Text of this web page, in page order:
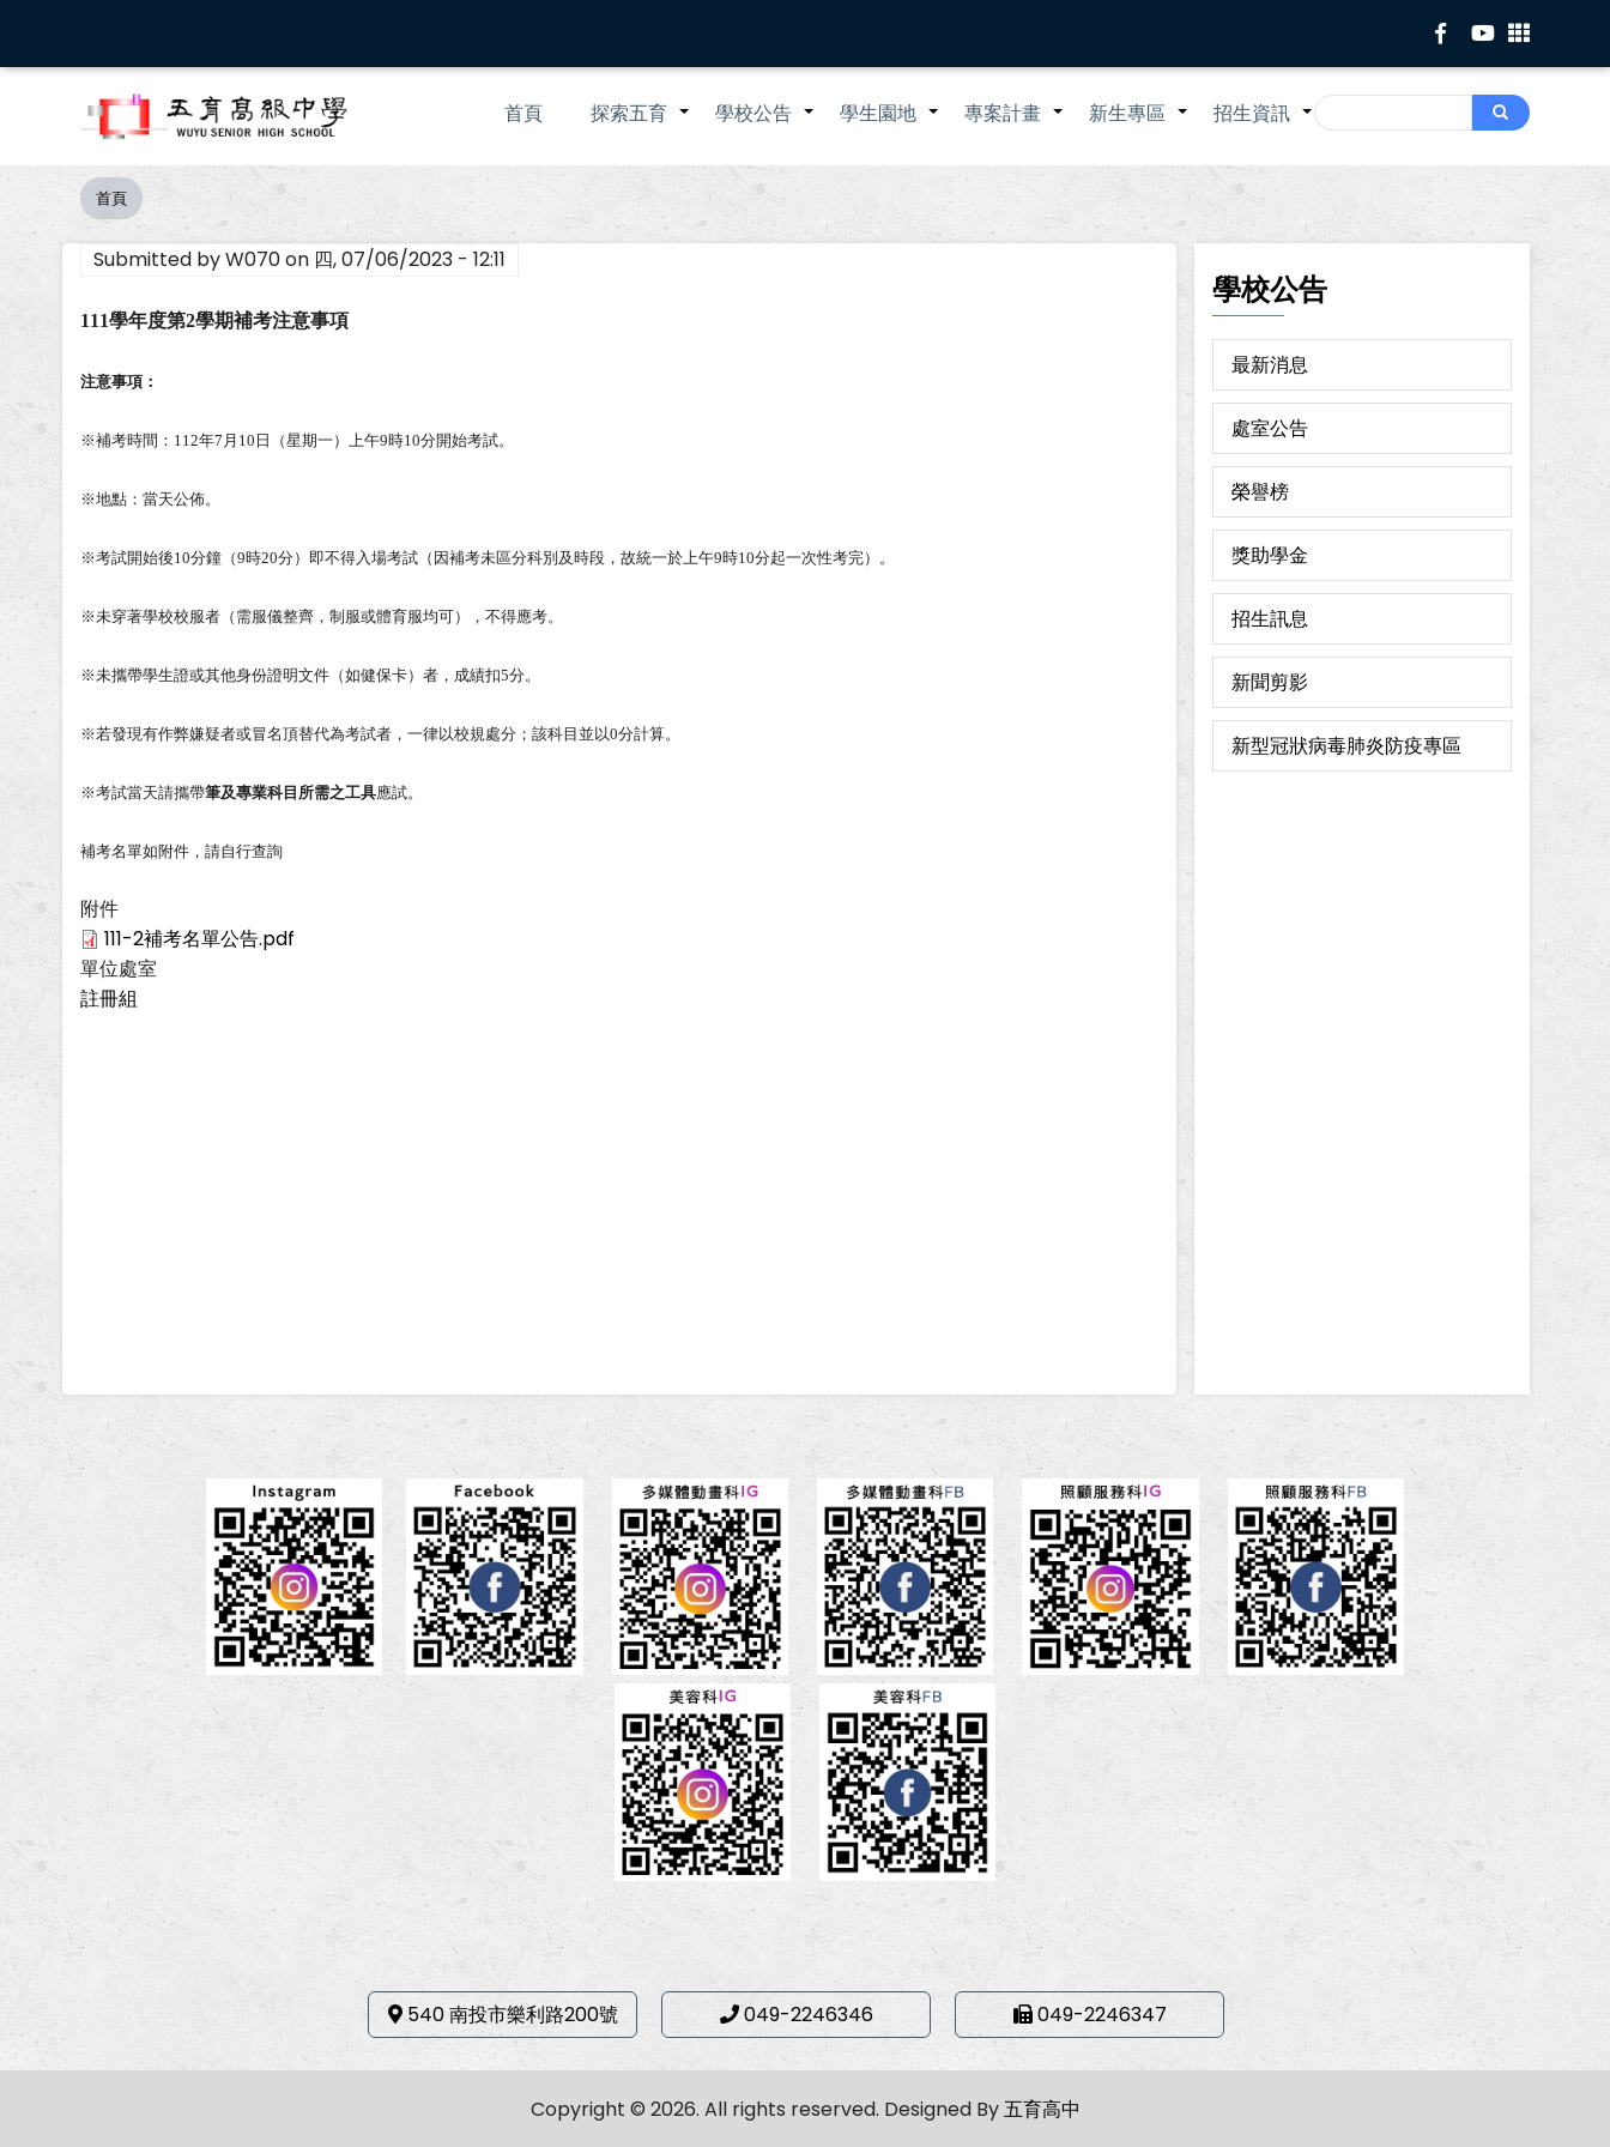
主
Search
Search
Main
navigation
首頁 +
探索五育 +
學校公告 +
學生園地 +
專案計畫 +
新生專區 +
招生資訊
導
航
連
首頁
Submitted byW070on 四, 07/06/2023 - 12:11
111學年度第2學期補考注意事項
注意事項：
※補考時間：112年7月10日（星期一）上午9時10分開始考試。
※地點：當天公佈。
※考試開始後10分鐘（9時20分）即不得入場考試（因補考未區分科別及時段，故統一於上午9時10分起一次性考完）。
※未穿著學校校服者（需服儀整齊，制服或體育服均可），不得應考。
※未攜帶學生證或其他身份證明文件（如健保卡）者，成績扣5分。
※若發現有作弊嫌疑者或冒名頂替代為考試者，一律以校規處分；該科目並以0分計算。
※考試當天請攜帶筆及專業科目所需之工具應試。
補考名單如附件，請自行查詢
附件
111-2補考名單公告.pdf
單位處室
註冊組
學校公告
最新消息
處室公告
榮譽榜
獎助學金
招生訊息
新聞剪影
新型冠狀病毒肺炎防疫專區
540 南投市樂利路200號 049-2246346 049-2246347
Copyright © 2026. All rights reserved. Designed By五育高中